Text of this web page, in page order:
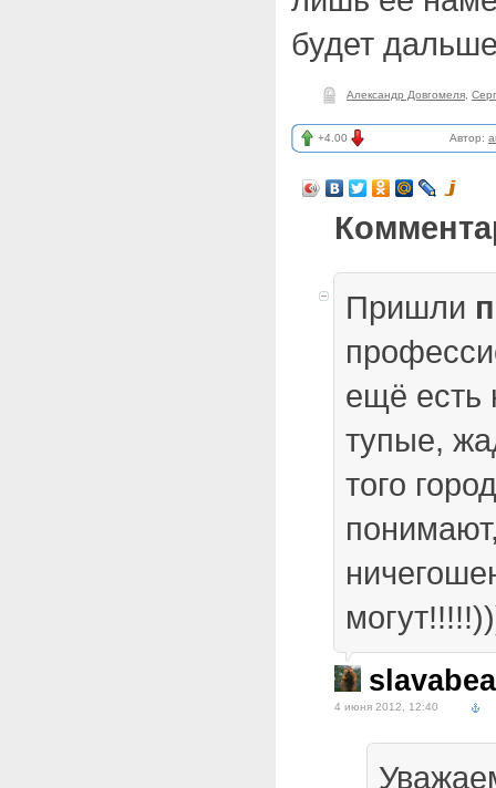
будет
Александр Довгомеля
+4.00 Автор:
Пришли
ещё
тупые,
того
4 июня 2012, 12:40